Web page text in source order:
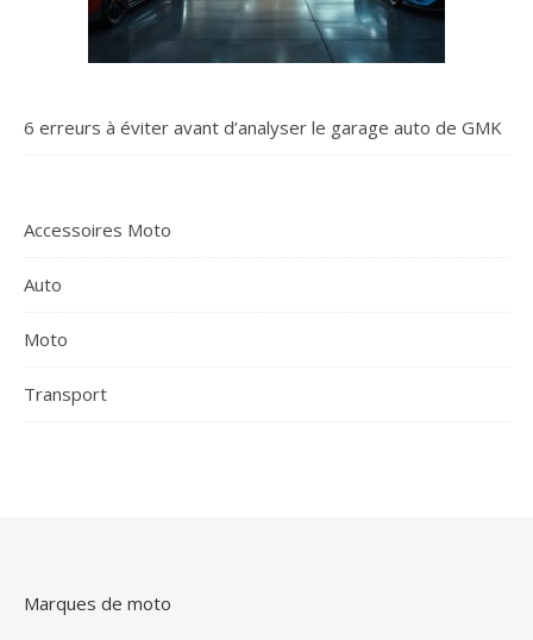
6 erreurs à éviter avant d’analyser le garage auto de GMK
Accessoires Moto
Auto
Moto
Transport
Marques de moto